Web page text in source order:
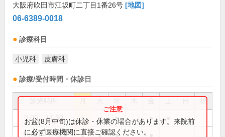
大阪府吹田市江坂町二丁目1番26号 [地図]
06-6389-0018
診療科目
小児科 皮膚科
診療/受付時間・休診日
祝
9:00～11:30 ● ● ● ●
16:30～17:30 ● ● ●
お盆(8月中旬)は休診・休業の場合があります。来院前
に必ず医療機関に直接ご確認ください。